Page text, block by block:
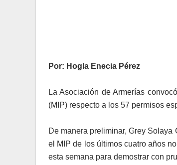
Por: Hogla Enecia Pérez
La Asociación de Armerías
(MIP) respecto a los 57 permisos
De manera preliminar, Grey
el MIP de los últimos cuatro años
esta semana para demostrar con